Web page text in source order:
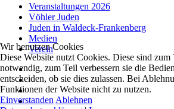
Veranstaltungen 2026
Vöhler Juden
Juden in Waldeck-Frankenberg
Medien
Verein
Wir benutzen Cookies
Diese Website nutzt Cookies. Diese sind zum
notwendig, zum Teil verbessern sie die
entscheiden, ob sie dies zulassen. Bei
Funktionen der Website nicht zu nutzen.
Einverstanden Ablehnen